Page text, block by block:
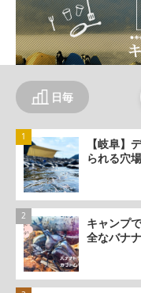
日毎
【岐阜】
られる穴
キャンプ
全なバナ